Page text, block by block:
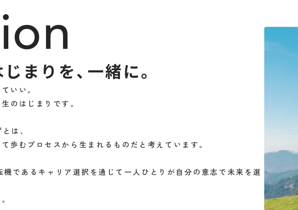
まりを、 一緒に。
いい。
のはじまりです。
は、
歩むプロセスから生まれるものだと考えています。
であるキャリア選択を通じて一人ひとりが自分の意志で未来を選